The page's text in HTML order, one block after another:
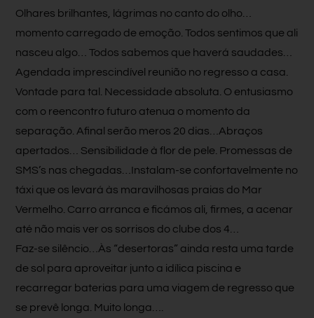
Olhares brilhantes, lágrimas no canto do olho…
momento carregado de emoção. Todos sentimos que ali
nasceu algo… Todos sabemos que haverá saudades…
Agendada imprescindível reunião no regresso a casa.
Vontade para tal. Necessidade absoluta. O entusiasmo
com o reencontro futuro atenua o momento da
separação. Afinal serão meros 20 dias…Abraços
apertados… Sensibilidade à flor de pele. Promessas de
SMS’s nas chegadas…Instalam-se confortavelmente no
táxi que os levará às maravilhosas praias do Mar
Vermelho. Carro arranca e ficámos ali, firmes, a acenar
até não mais ver os sorrisos do clube dos 4…
Faz-se silêncio…Às “desertoras” ainda resta uma tarde
de sol para aproveitar junto a idílica piscina e
recarregar baterias para uma viagem de regresso que
se prevê longa. Muito longa…